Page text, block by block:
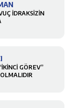
İDRAKSİZİN
GÖREV”